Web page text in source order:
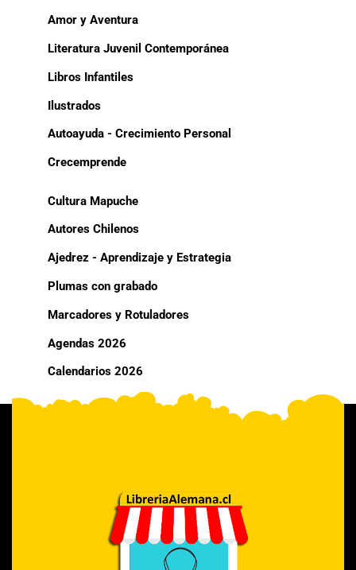
Amor y Aventura
Literatura Juvenil Contemporánea
Libros Infantiles
Ilustrados
Autoayuda - Crecimiento Personal
Crecemprende
Cultura Mapuche
Autores Chilenos
Ajedrez - Aprendizaje y Estrategia
Plumas con grabado
Marcadores y Rotuladores
Agendas 2026
Calendarios 2026